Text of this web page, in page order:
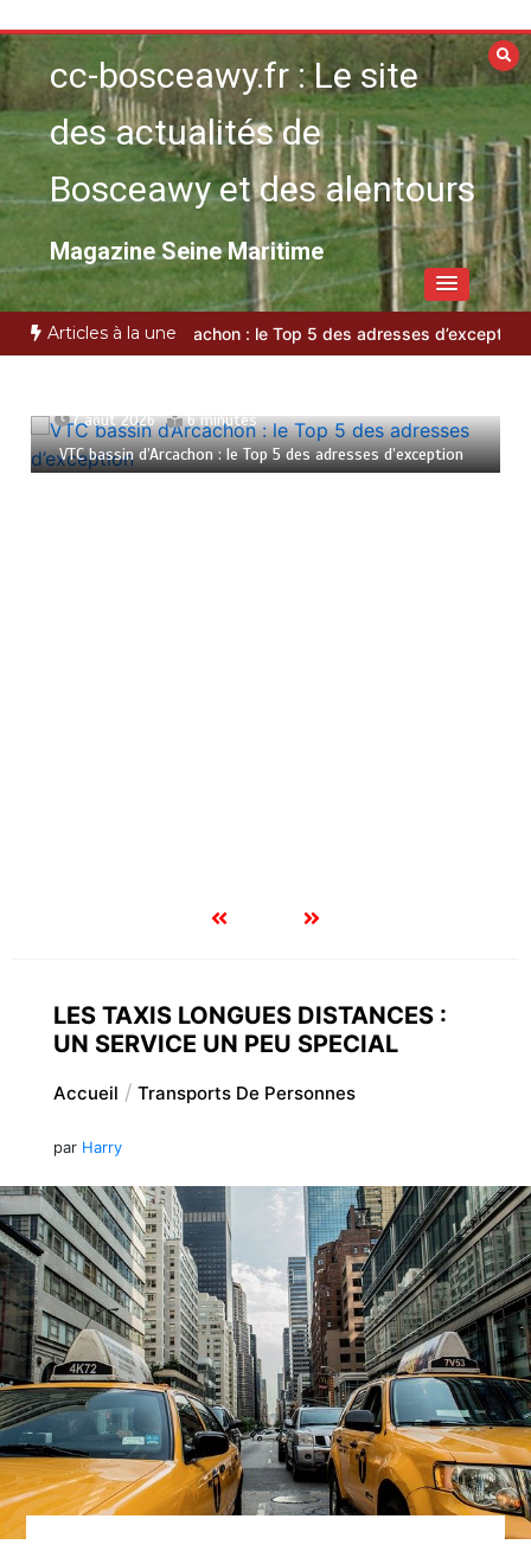
au
contenucc-bosceawy.fr : Le site
des actualités de
Bosceawy et des alentours
Magazine Seine Maritime
Articles à la une
bassin d’Arcachon : le Top 5 des adresses d’exception
7 août 2026 6 minutes
VTC bassin d’Arcachon : le Top 5 des adresses d’exception
LES TAXIS LONGUES DISTANCES :
UN SERVICE UN PEU SPECIAL
Accueil Transports De Personnes
par Harry